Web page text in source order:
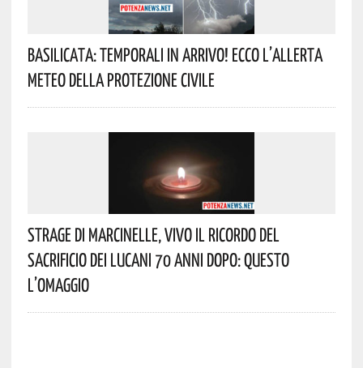
Basilicata: Temporali In Arrivo! Ecco L’allerta
Meteo Della Protezione Civile
Strage Di Marcinelle, Vivo Il Ricordo Del
Sacrificio Dei Lucani 70 Anni Dopo: Questo
L’omaggio